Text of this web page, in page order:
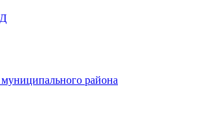
района